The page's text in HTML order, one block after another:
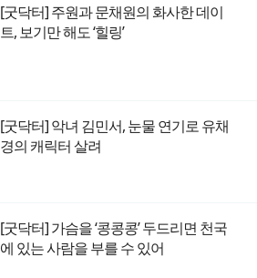
[굿닥터] 주원과 문채원의 화사한 데이
트, 보기만 해도 ‘힐링’
[굿닥터] 악녀 김민서, 눈물 연기로 유채
경의 캐릭터 살려
[굿닥터] 가슴을 ‘콩콩콩’ 두드리면 천국
에 있는 사람을 부를 수 있어